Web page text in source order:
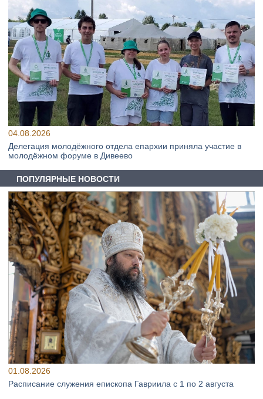
04.08.2026
Делегация молодёжного отдела епархии приняла участие в
молодёжном форуме в Дивеево
ПОПУЛЯРНЫЕ НОВОСТИ
01.08.2026
Расписание служения епископа Гавриила с 1 по 2 августа